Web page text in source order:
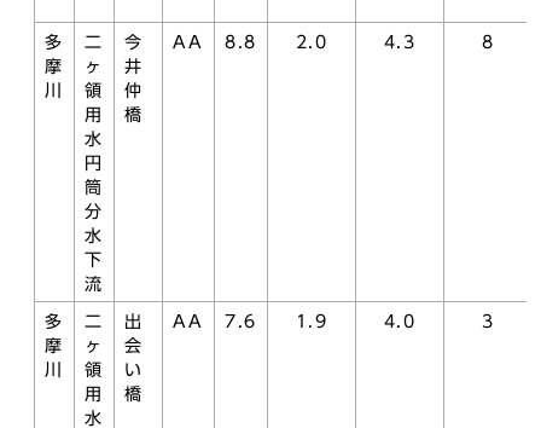
多
摩
川
二
ヶ
領
用
水
円
筒
分
水
下
流
今
井
仲
橋
AA 8.8 2.0 4.3 8
多
摩
川
二
ヶ
領
用
水
出
会
い
橋
AA 7.6 1.9 4.0 3